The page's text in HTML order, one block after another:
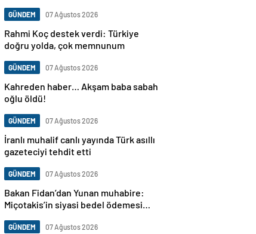
GÜNDEM 07 Ağustos 2026
Rahmi Koç destek verdi: Türkiye
doğru yolda, çok memnunum
GÜNDEM 07 Ağustos 2026
Kahreden haber… Akşam baba sabah
oğlu öldü!
GÜNDEM 07 Ağustos 2026
İranlı muhalif canlı yayında Türk asıllı
gazeteciyi tehdit etti
GÜNDEM 07 Ağustos 2026
Bakan Fidan’dan Yunan muhabire:
Miçotakis’in siyasi bedel ödemesi
GÜNDEM 07 Ağustos 2026